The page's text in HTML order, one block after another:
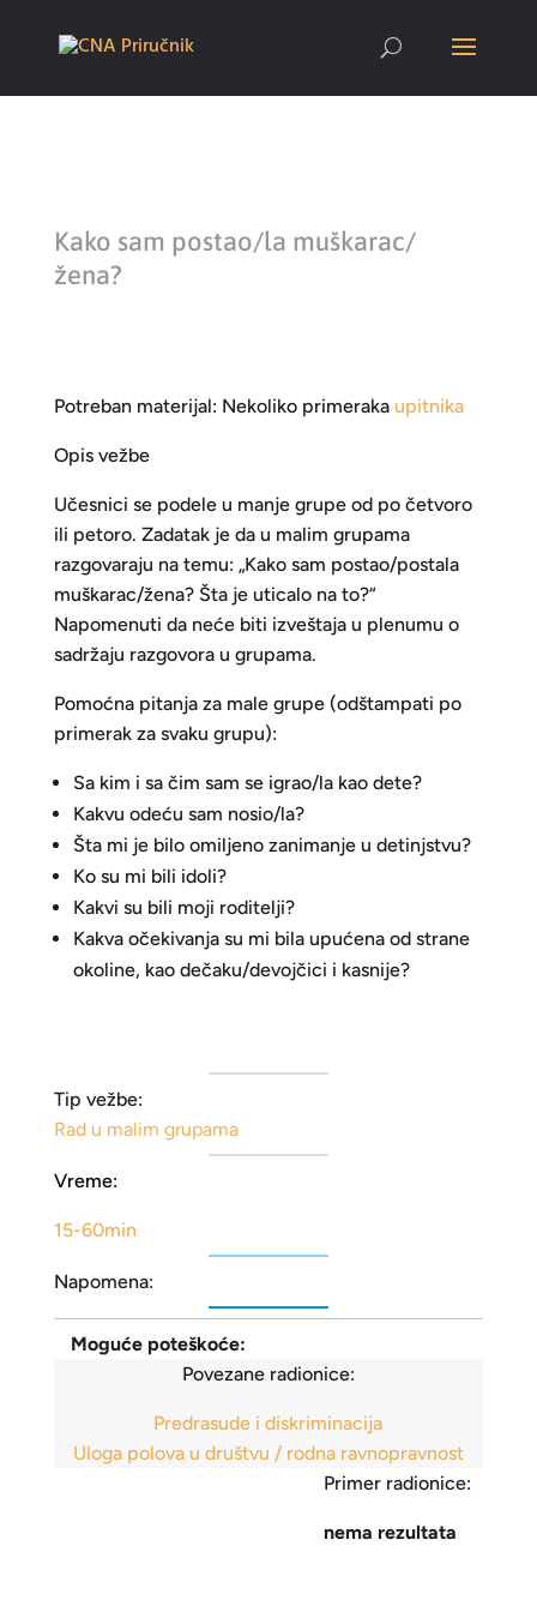
Kako sam postao/la muškarac/
žena?
Potreban materijal: Nekoliko primeraka upitnika
Opis vežbe
Učesnici se podele u manje grupe od po četvoro
ili petoro. Zadatak je da u malim grupama
razgovaraju na temu: „Kako sam postao/postala
muškarac/žena? Šta je uticalo na to?“
Napomenuti da neće biti izveštaja u plenumu o
sadržaju razgovora u grupama.
Pomoćna pitanja za male grupe (odštampati po
primerak za svaku grupu):
Sa kim i sa čim sam se igrao/la kao dete?
Kakvu odeću sam nosio/la?
Šta mi je bilo omiljeno zanimanje u detinjstvu?
Ko su mi bili idoli?
Kakvi su bili moji roditelji?
Kakva očekivanja su mi bila upućena od strane
okoline, kao dečaku/devojčici i kasnije?
Tip vežbe:
Rad u malim grupama
Vreme:
15-60min
Napomena:
Moguće poteškoće:
Povezane radionice:
Predrasude i diskriminacija
Uloga polova u društvu / rodna ravnopravnost
Primer radionice:
nema rezultata